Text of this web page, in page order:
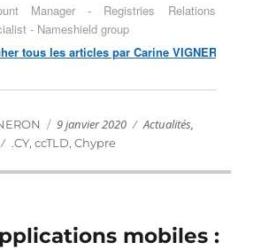
Manager - Registries Relations
- Nameshield group
tous les articles par Carine VIGNERON
Publié
le
9 janvier 2020 Catégories
Actualités,
Étiquettes
.CY,ccTLD,Chypre
mobiles :